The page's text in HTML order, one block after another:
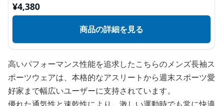
¥4,380
商品の詳細を見る
高いパフォーマンス性能を追求したこちらのメンズ長袖ス
ポーツウェアは、本格的なアスリートから週末スポーツ愛
好家まで幅広いユーザーに支持されています。